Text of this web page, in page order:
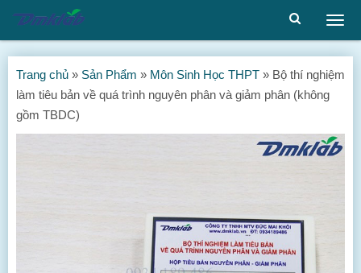
Trang chủ » Sản Phẩm » Môn Sinh Học THPT » Bộ thí nghiệm
làm tiêu bản về quá trình nguyên phân và giảm phân (không
gồm TBDC)